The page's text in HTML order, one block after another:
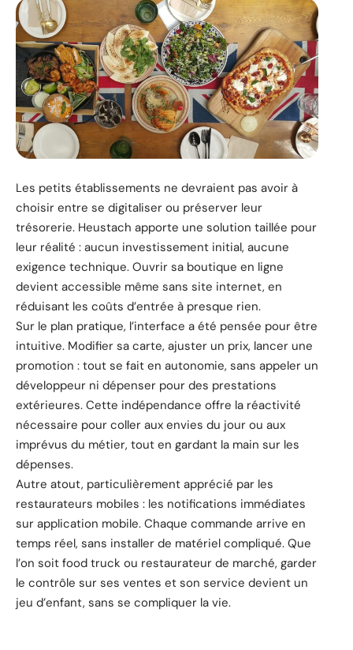
Les petits établissements ne devraient pas avoir à
choisir entre se digitaliser ou préserver leur
trésorerie. Heustach apporte une solution taillée pour
leur réalité : aucun investissement initial, aucune
exigence technique. Ouvrir sa boutique en ligne
devient accessible même sans site internet, en
réduisant les coûts d’entrée à presque rien.
Sur le plan pratique, l’interface a été pensée pour être
intuitive. Modifier sa carte, ajuster un prix, lancer une
promotion : tout se fait en autonomie, sans appeler un
développeur ni dépenser pour des prestations
extérieures. Cette indépendance offre la réactivité
nécessaire pour coller aux envies du jour ou aux
imprévus du métier, tout en gardant la main sur les
dépenses.
Autre atout, particulièrement apprécié par les
restaurateurs mobiles : les notifications immédiates
sur application mobile. Chaque commande arrive en
temps réel, sans installer de matériel compliqué. Que
l’on soit food truck ou restaurateur de marché, garder
le contrôle sur ses ventes et son service devient un
jeu d’enfant, sans se compliquer la vie.